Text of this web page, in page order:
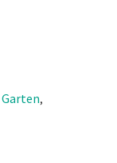
Garten,